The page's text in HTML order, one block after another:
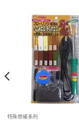
特殊修補系列